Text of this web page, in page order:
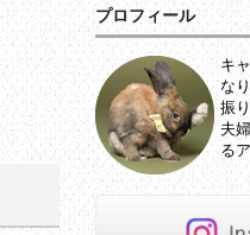
プロフィール
キ
な
振
夫
る